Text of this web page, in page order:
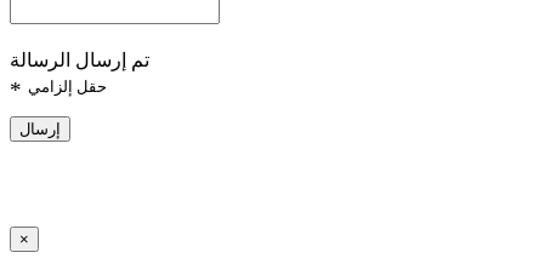
تم إرسال الرسالة
* حقل إلزامي
إرسال
×